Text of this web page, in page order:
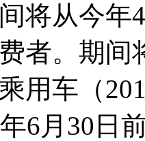
将从今年
者。期
用车（
6月30日